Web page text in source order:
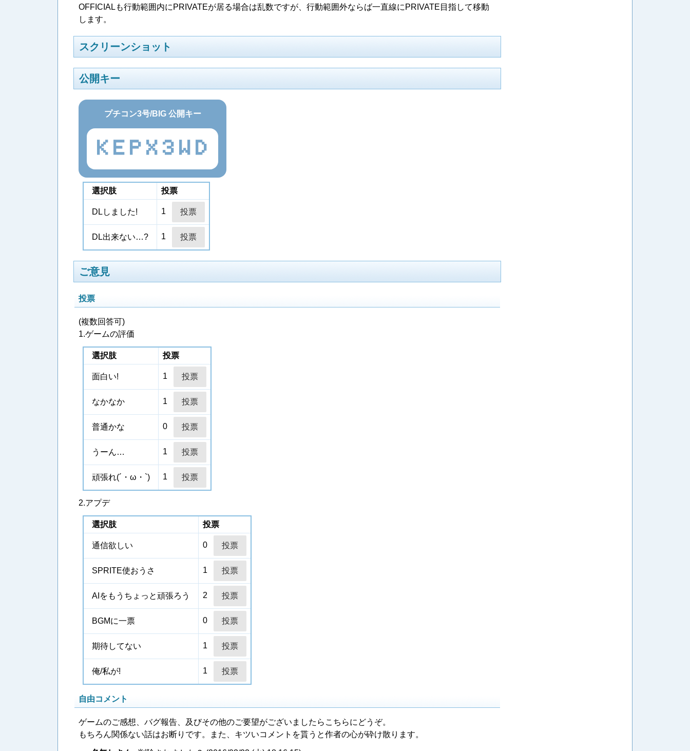
OFFICIALも行動範囲内にPRIVATEが居る場合は乱数ですが、行動範囲外ならば一直線にPRIVATE目指して移動
します。
スクリーンショット
公開キー
プチコン3号/BIG 公開キー
KEPX3WD
選択肢 投票
DLしました! 1
DL出来ない…? 1
ご意見
投票
(複数回答可)
1.ゲームの評価
選択肢 投票
面白い! 1
なかなか 1
普通かな 0
うーん… 1
頑張れ(´・ω・`) 1
2.アプデ
選択肢 投票
通信欲しい 0
SPRITE使おうさ 1
AIをもうちょっと頑張ろう 2
BGMに一票 0
期待してない 1
俺/私が! 1
自由コメント
ゲームのご感想、バグ報告、及びその他のご要望がございましたらこちらにどうぞ。
もちろん関係ない話はお断りです。また、キツいコメントを貰うと作者の心が砕け散ります。